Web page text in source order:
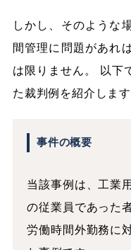
しかし、そのような
間管理に問題があれ
は限りません。 以下
た裁判例を紹介します
事件の概要
当該事例は、工業
の従業員であった
労働時間外勤務に